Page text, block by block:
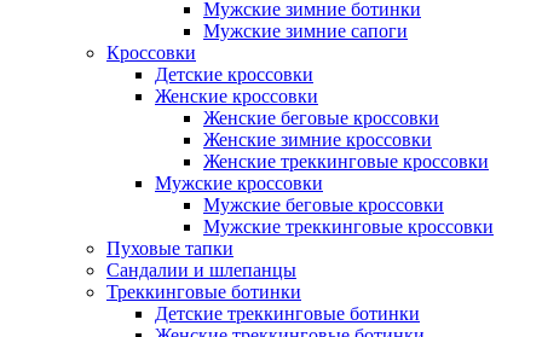
Мужские зимние ботинки
Мужские зимние сапоги
Кроссовки
Детские кроссовки
Женские кроссовки
Женские беговые кроссовки
Женские зимние кроссовки
Женские треккинговые кроссовки
Мужские кроссовки
Мужские беговые кроссовки
Мужские треккинговые кроссовки
Пуховые тапки
Сандалии и шлепанцы
Треккинговые ботинки
Детские треккинговые ботинки